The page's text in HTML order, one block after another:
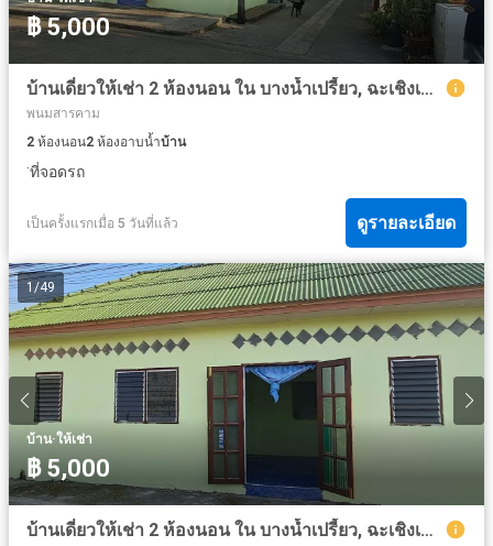
฿ 5,000
บ้านเดี่ยวให้เช่า 2 ห้องนอน ใน บางน้ำเปรี้ยว, ฉะเชิงเทรา
พนมสารคาม
2 ห้องนอน2 ห้องอาบน้ำบ้าน
·ที่จอดรถ
เป็นครั้งแรกเมื่อ 5 วันที่แล้ว ดูรายละเอียด
1 /49
บ้าน·ให้เช่า
฿ 5,000
บ้านเดี่ยวให้เช่า 2 ห้องนอน ใน บางน้ำเปรี้ยว, ฉะเชิงเทรา